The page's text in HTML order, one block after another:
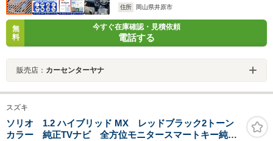
住所
岡山県井原市
無
料
今すぐ在庫確認・見積依頼
電話する
販売店： カーセンターヤナ
スズキ
ソリオ 1.2 ハイブリッド MX レッドブラック2トーン
カラー 純正TVナビ 全方位モニタースマートキー純正